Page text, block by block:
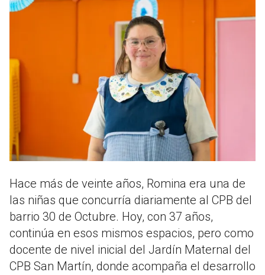
Hace más de veinte años, Romina era una de
las niñas que concurría diariamente al CPB del
barrio 30 de Octubre. Hoy, con 37 años,
continúa en esos mismos espacios, pero como
docente de nivel inicial del Jardín Maternal del
CPB San Martín, donde acompaña el desarrollo